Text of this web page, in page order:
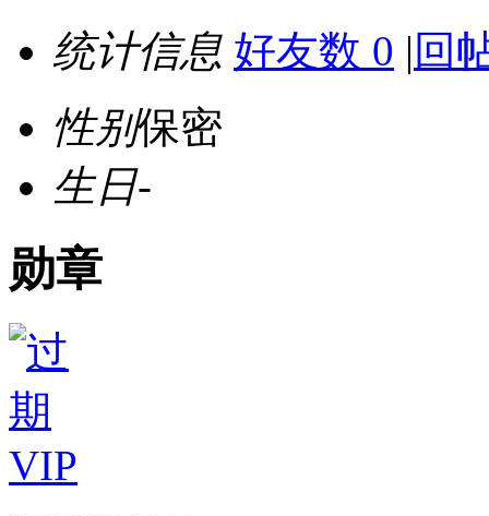
统计信息 好友数 0 | 回
性别保密
生日-
勋章